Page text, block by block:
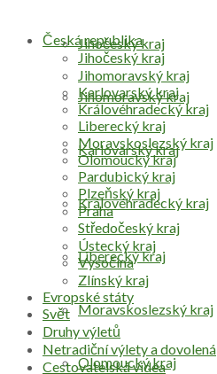
Jihočeský kraj
Jihomoravský kraj
Karlovarský kraj
Královéhradecký kraj
Liberecký kraj
Moravskoslezský kraj
Olomoucký kraj
Česká republika
Jihočeský kraj
Jihomoravský kraj
Karlovarský kraj
Královéhradecký kraj
Liberecký kraj
Moravskoslezský kraj
Olomoucký kraj
Pardubický kraj
Plzeňský kraj
Praha
Středočeský kraj
Ústecký kraj
Vysočina
Zlínský kraj
Evropské státy
Svět
Druhy výletů
Netradiční výlety a dovolená
Cestovatelská videa